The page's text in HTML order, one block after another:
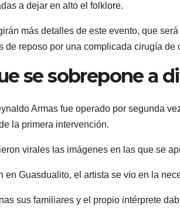
a dejar en alto el folklore.
más detalles de este evento, que
de reposo por una complicada cirugía de
se sobrepone a
Armas fue operado por segunda
la primera intervención.
virales las imágenes en las que se
en Guasdualito, el artista se vio en la
sus familiares y el propio intérprete